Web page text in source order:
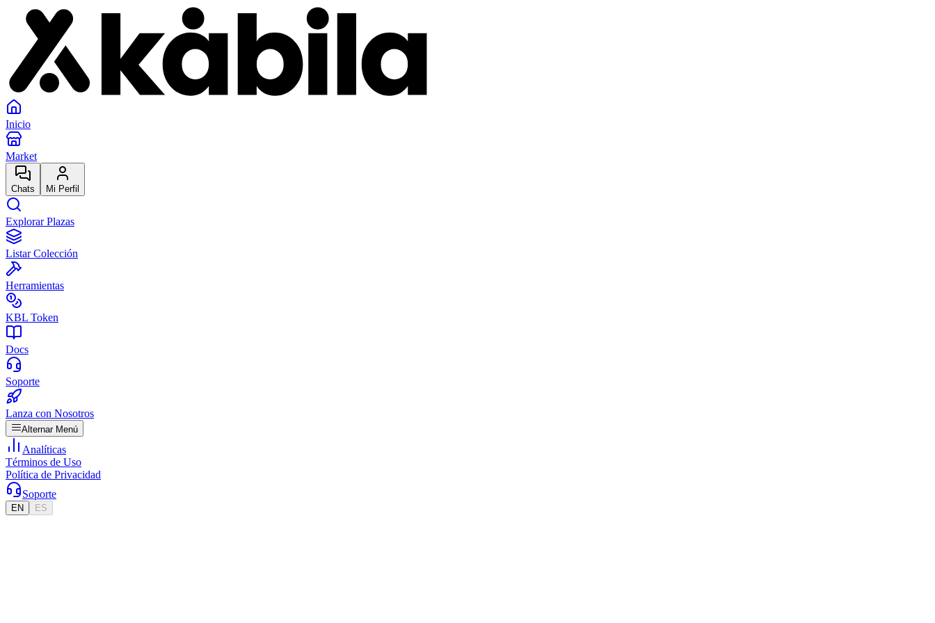
Inicio
Market
Chats Mi Perfil
Explorar Plazas
Listar Colección
Herramientas
KBL Token
Docs
Soporte
Lanza con Nosotros
Alternar Menú
Analíticas
Términos de Uso
Política de Privacidad
Soporte
EN ES